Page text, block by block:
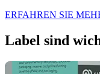
ERFAHREN SIE
Label sind